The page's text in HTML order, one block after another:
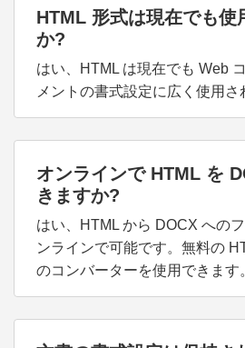
HTML 形式は現在でも使
か?
はい、HTML は現在でも Web
メントの書式設定に広く使用さ
オンラインで HTML を
きますか?
はい、HTML から DOCX への
ンラインで可能です。無料の
のコンバーターを使用できます